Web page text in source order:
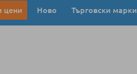
цени Ново Търговски марки